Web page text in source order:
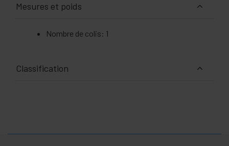
Mesures et poids
Nombre de colis: 1
Classification